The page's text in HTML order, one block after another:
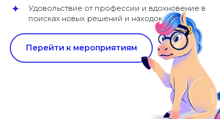
Удовольствие от профессии и вдохновение в
поисках новых решений и находок.
Перейти к мероприятиям